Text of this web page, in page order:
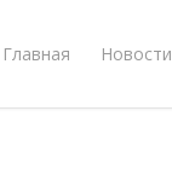
Главная Новости